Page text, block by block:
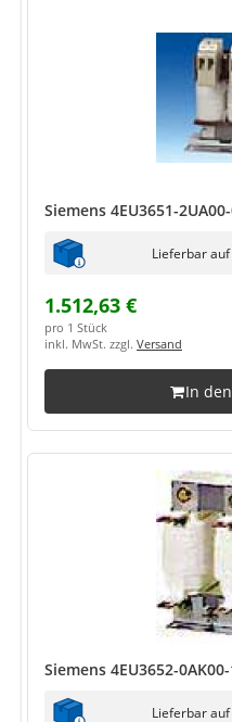
Siemens 4EU3651-
Lieferbar
1.512,63 €
pro 1 Stück
inkl. MwSt. zzgl. Versand
In
Siemens 4EU3652-
Lieferbar